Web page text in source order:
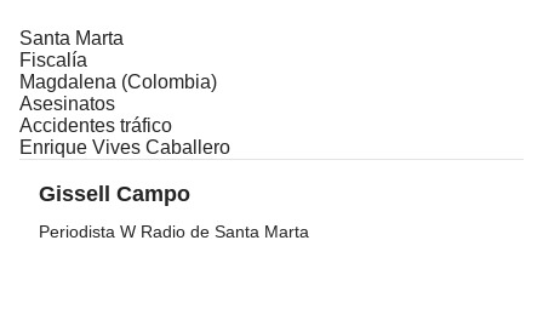
Santa Marta
Fiscalía
Magdalena (Colombia)
Asesinatos
Accidentes tráfico
Enrique Vives Caballero
Gissell Campo
Periodista W Radio de Santa Marta